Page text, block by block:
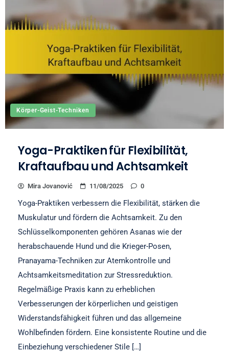
Körper-Geist-Techniken
Yoga-Praktiken für Flexibilität,
Kraftaufbau und Achtsamkeit
Mira Jovanović 11/08/2025 0
Yoga-Praktiken verbessern die Flexibilität, stärken die
Muskulatur und fördern die Achtsamkeit. Zu den
Schlüsselkomponenten gehören Asanas wie der
herabschauende Hund und die Krieger-Posen,
Pranayama-Techniken zur Atemkontrolle und
Achtsamkeitsmeditation zur Stressreduktion.
Regelmäßige Praxis kann zu erheblichen
Verbesserungen der körperlichen und geistigen
Widerstandsfähigkeit führen und das allgemeine
Wohlbefinden fördern. Eine konsistente Routine und die
Einbeziehung verschiedener Stile […]